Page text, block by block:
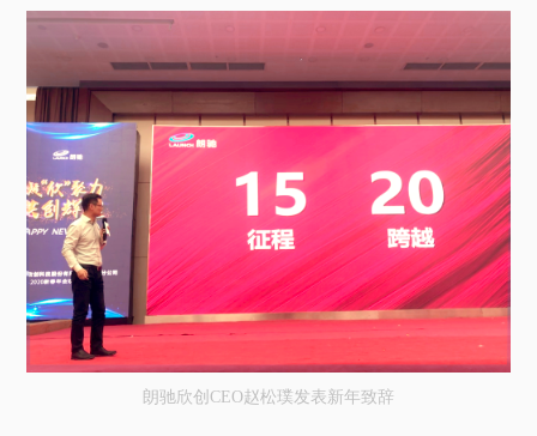
朗驰欣创CEO赵松璞发表新年致辞